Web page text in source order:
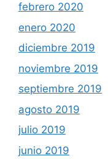
febrero 2020
enero 2020
diciembre 2019
noviembre 2019
septiembre 2019
agosto 2019
julio 2019
junio 2019